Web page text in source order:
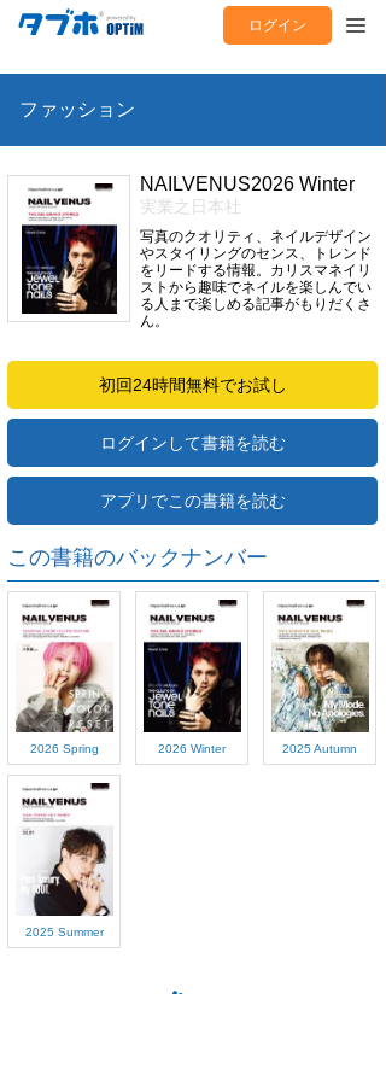
ログイン
ファッション
NAILVENUS2026 Winter
実業之日本社
写真のクオリティ、ネイルデザイン
やスタイリングのセンス、トレンド
をリードする情報。カリスマネイリ
ストから趣味でネイルを楽しんでい
る人まで楽しめる記事がもりだくさ
ん。
初回24時間無料でお試し
ログインして書籍を読む
アプリでこの書籍を読む
この書籍のバックナンバー
2026 Spring 2026 Winter 2025 Autumn
2025 Summer